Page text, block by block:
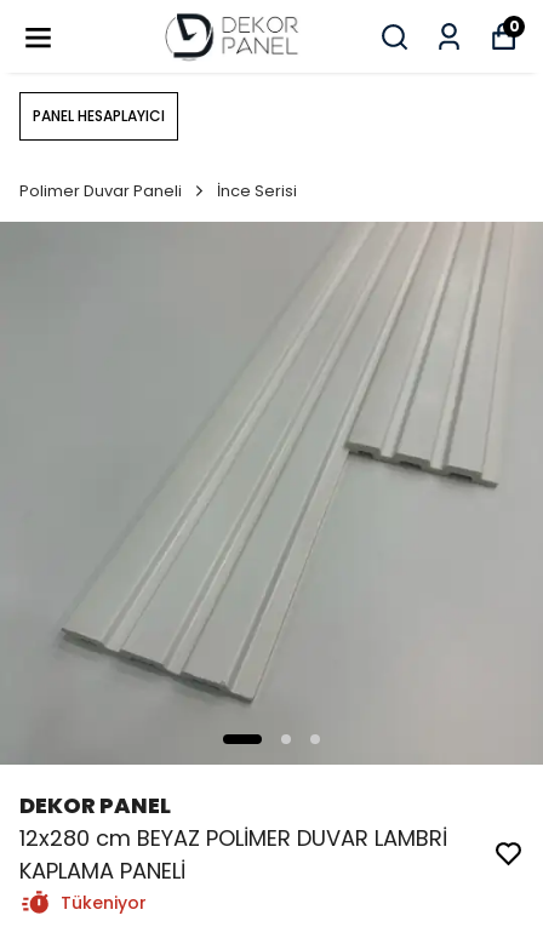
0
PANEL HESAPLAYICI
Polimer Duvar Paneli İnce Serisi
DEKOR PANEL
12x280 cm BEYAZ POLİMER DUVAR LAMBRİ
KAPLAMA PANELİ
Tükeniyor